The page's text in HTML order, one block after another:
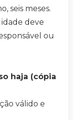
seis meses.
deve
ou
haja (cópia
válido e